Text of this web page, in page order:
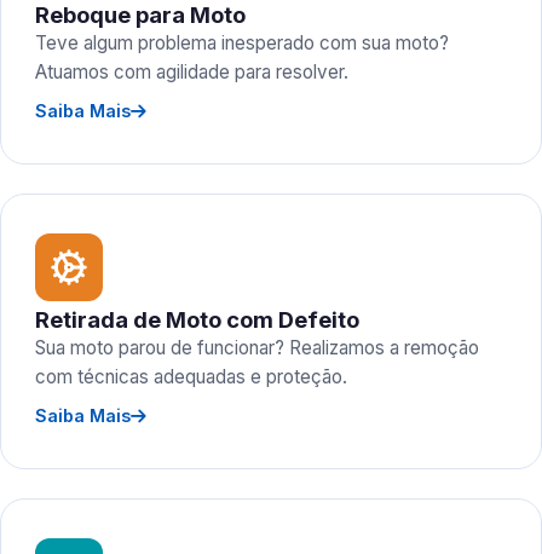
Reboque para Moto
Teve algum problema inesperado com sua moto?
Atuamos com agilidade para resolver.
Saiba Mais
Retirada de Moto com Defeito
Sua moto parou de funcionar? Realizamos a remoção
com técnicas adequadas e proteção.
Saiba Mais